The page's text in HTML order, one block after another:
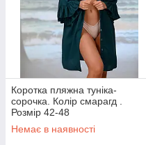
Коротка пляжна туніка-
сорочка. Колір смарагд .
Розмір 42-48
Немає в наявності